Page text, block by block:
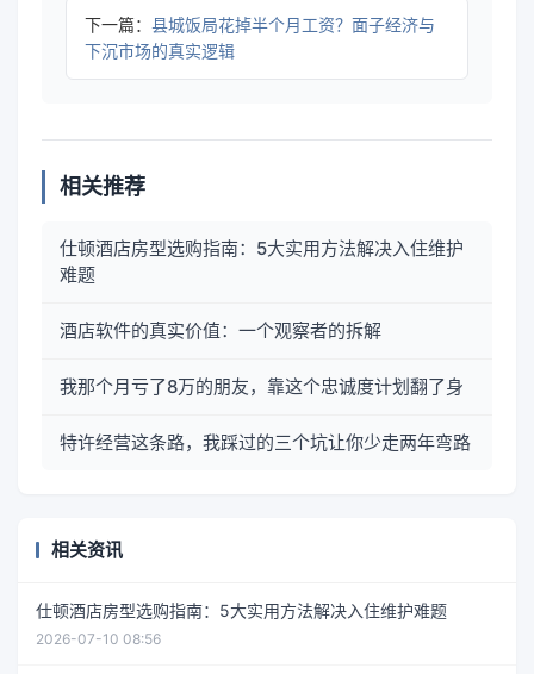
下一篇： 县城饭局花掉半个月工资？面子经济与
下沉市场的真实逻辑
相关推荐
仕顿酒店房型选购指南：5大实用方法解决入住维护
难题
酒店软件的真实价值：一个观察者的拆解
我那个月亏了8万的朋友，靠这个忠诚度计划翻了身
特许经营这条路，我踩过的三个坑让你少走两年弯路
相关资讯
仕顿酒店房型选购指南：5大实用方法解决入住维护难题
2026-07-10 08:56